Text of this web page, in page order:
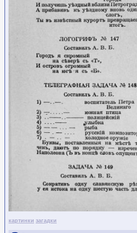
картинки загадки